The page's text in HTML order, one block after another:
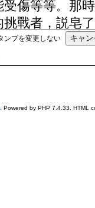
ンプを変更しない
. Powered by PHP 7.4.33. HTML